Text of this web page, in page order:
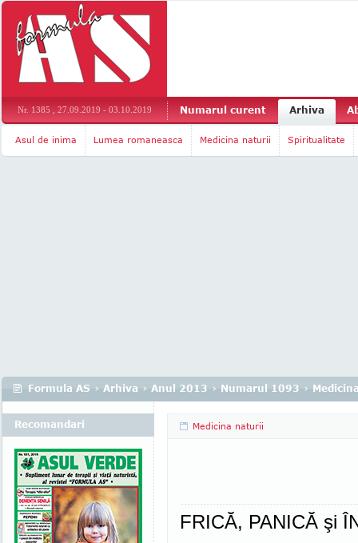
Nr. 1385 , 27.09.2019 - 03.10.2019 Numarul curent Arhiva
Asul de inima Lumea romaneasca Medicina naturii Spiritualitate
Formula AS › Arhiva › Anul 2013 › Numarul 1093 ›
Medicina naturii
FRICĂ, PANICĂ şi
Recomandari